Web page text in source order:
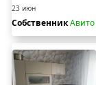
23 июн
СобственникАвито